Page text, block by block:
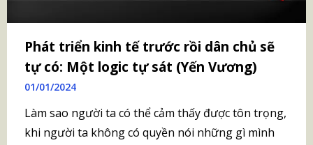
Phát triển kinh tế trước rồi dân chủ sẽ
tự có: Một logic tự sát (Yến Vương)
01/01/2024
Làm sao người ta có thể cảm thấy được tôn trọng,
khi người ta không có quyền nói những gì mình